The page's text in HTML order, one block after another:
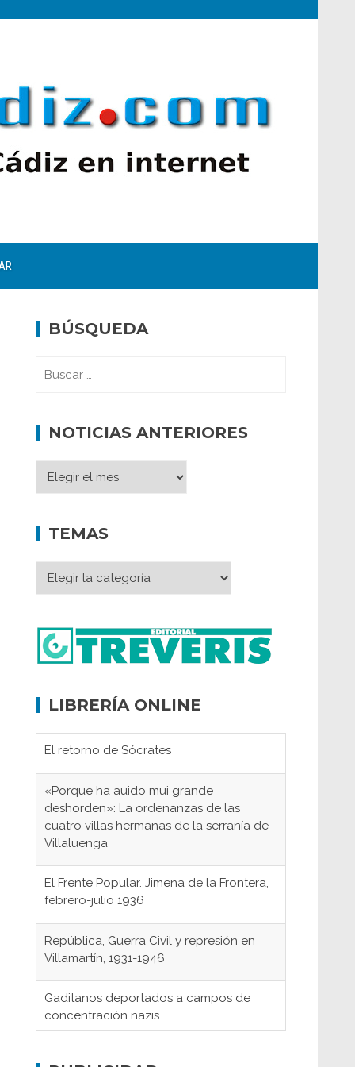
BÚSQUEDA
NOTICIAS ANTERIORES
TEMAS
LIBRERÍA ONLINE
El retorno de Sócrates
«Porque ha auido mui grande
deshorden»: La ordenanzas de las
cuatro villas hermanas de la serranía de
Villaluenga
El Frente Popular. Jimena de la Frontera,
febrero-julio 1936
República, Guerra Civil y represión en
Villamartín, 1931-1946
Gaditanos deportados a campos de
concentración nazis